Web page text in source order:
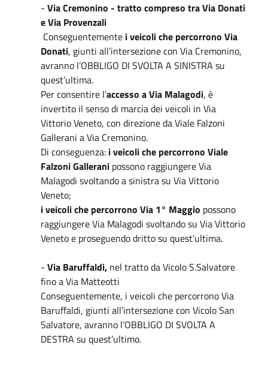
- Via Cremonino - tratto compreso tra Via Donati
e Via Provenzali
Conseguentemente i veicoli che percorrono Via
Donati, giunti all’intersezione con Via Cremonino,
avranno l’OBBLIGO DI SVOLTA A SINISTRA su
quest’ultima.
Per consentire l’accesso a Via Malagodi, è
invertito il senso di marcia dei veicoli in Via
Vittorio Veneto, con direzione da Viale Falzoni
Gallerani a Via Cremonino.
Di conseguenza: i veicoli che percorrono Viale
Falzoni Gallerani possono raggiungere Via
Malagodi svoltando a sinistra su Via Vittorio
Veneto;
i veicoli che percorrono Via 1° Maggio possono
raggiungere Via Malagodi svoltando su Via Vittorio
Veneto e proseguendo dritto su quest’ultima.
- Via Baruffaldi, nel tratto da Vicolo S.Salvatore
fino a Via Matteotti
Conseguentemente, i veicoli che percorrono Via
Baruffaldi, giunti all’intersezione con Vicolo San
Salvatore, avranno l’OBBLIGO DI SVOLTA A
DESTRA su quest’ultimo.